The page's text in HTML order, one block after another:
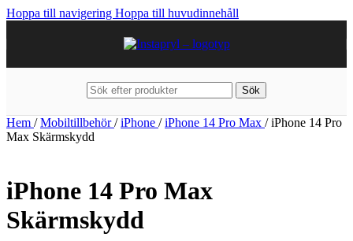
Hoppa till navigering Hoppa till huvudinnehåll
Sök
Hem / Mobiltillbehör/ iPhone / iPhone 14 Pro Max / iPhone 14 Pro
Max Skärmskydd
iPhone 14 Pro Max
Skärmskydd